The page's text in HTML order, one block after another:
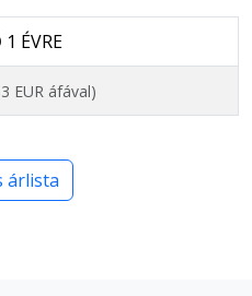
1 ÉVRE
EUR áfával)
árlista